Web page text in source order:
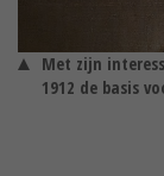
Met zijn
1912 de basis